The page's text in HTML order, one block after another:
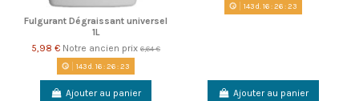
Fulgurant Dégraissant universel
1L
5,98 € Notre ancien prix 6,64 €
143d. 16:26:22
Ajouter au panier
143d. 16:26:22
Ajouter au panier